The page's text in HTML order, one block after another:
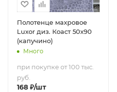
Полотенце махровое
Luxor диз. Коаст 50х90
(капучино)
Много
при покупке от 100 тыс.
руб.
168 ₽/шт